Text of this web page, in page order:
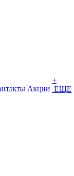
Акции
+
ЕЩЕ